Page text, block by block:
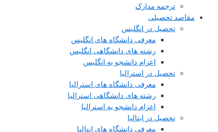
ترجمه مدارک
مقاصد تحصیلی
تحصیل در انگلیس
معرفی دانشگاه های انگلیس
رشته های دانشگاهی انگلیس
اعزام دانشجو به انگلیس
تحصیل در استرالیا
معرفی دانشگاه های استرالیا
رشته های دانشگاهی استرالیا
اعزام دانشجو به استرالیا
تحصیل در ایتالیا
معرفی دانشگاه های ایتالیا